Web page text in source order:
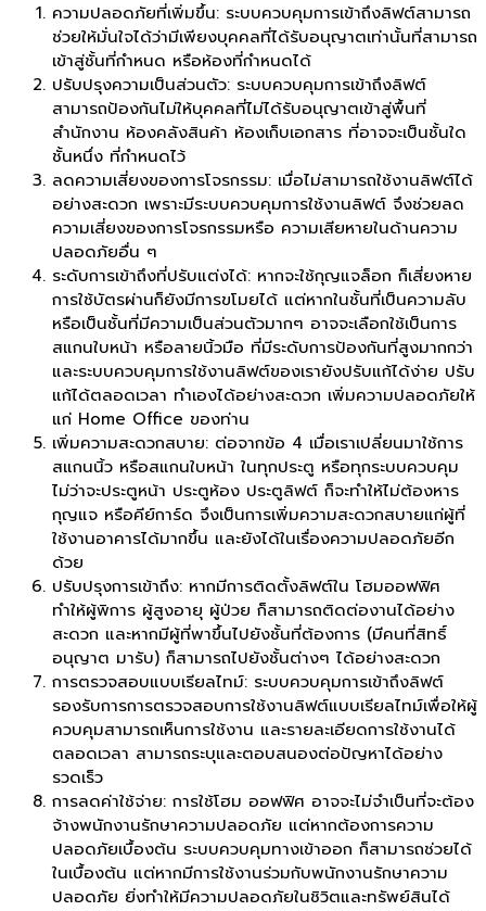
ความปลอดภัยที่เพิ่มขึ้น: ระบบควบคุมการเข้าถึงลิฟต์สามารถ
ช่วยให้มั่นใจได้ว่ามีเพียงบุคคลที่ได้รับอนุญาตเท่านั้นที่สามารถ
เข้าสู่ชั้นที่กำหนด หรือห้องที่กำหนดได้
ปรับปรุงความเป็นส่วนตัว: ระบบควบคุมการเข้าถึงลิฟต์
สามารถป้องกันไม่ให้บุคคลที่ไม่ได้รับอนุญาตเข้าสู่พื้นที่
สำนักงาน ห้องคลังสินค้า ห้องเก็บเอกสาร ที่อาจจะเป็นชั้นใด
ชั้นหนึ่ง ที่กำหนดไว้
ลดความเสี่ยงของการโจรกรรม: เมื่อไม่สามารถใช้งานลิฟต์ได้
อย่างสะดวก เพราะมีระบบควบคุมการใช้งานลิฟต์ จึงช่วยลด
ความเสี่ยงของการโจรกรรมหรือ ความเสียหายในด้านความ
ปลอดภัยอื่น ๆ
ระดับการเข้าถึงที่ปรับแต่งได้: หากจะใช้กุญแจล็อก ก็เสี่ยงหาย
การใช้บัตรผ่านก็ยังมีการขโมยได้ แต่หากในชั้นที่เป็นความลับ
หรือเป็นชั้นที่มีความเป็นส่วนตัวมากๆ อาจจะเลือกใช้เป็นการ
สแกนใบหน้า หรือลายนิ้วมือ ที่มีระดับการป้องกันที่สูงมากกว่า
และระบบควบคุมการใช้งานลิฟต์ของเรายังปรับแก้ได้ง่าย ปรับ
แก้ได้ตลอดเวลา ทำเองได้อย่างสะดวก เพิ่มความปลอดภัยให้
แก่ Home Office ของท่าน
เพิ่มความสะดวกสบาย: ต่อจากข้อ 4 เมื่อเราเปลี่ยนมาใช้การ
สแกนนิ้ว หรือสแกนใบหน้า ในทุกประตู หรือทุกระบบควบคุม
ไม่ว่าจะประตูหน้า ประตูห้อง ประตูลิฟต์ ก็จะทำให้ไม่ต้องหาร
กุญแจ หรือคีย์การ์ด จึงเป็นการเพิ่มความสะดวกสบายแก่ผู้ที่
ใช้งานอาคารได้มากขึ้น และยังได้ในเรื่องความปลอดภัยอีก
ด้วย
ปรับปรุงการเข้าถึง: หากมีการติดตั้งลิฟต์ใน โฮมออฟฟิศ
ทำให้ผู้พิการ ผู้สูงอายุ ผู้ป่วย ก็สามารถติดต่องานได้อย่าง
สะดวก และหากมีผู้ที่พาขึ้นไปยังชั้นที่ต้องการ (มีคนที่สิทธิ์
อนุญาต มารับ) ก็สามารถไปยังชั้นต่างๆ ได้อย่างสะดวก
การตรวจสอบแบบเรียลไทม์: ระบบควบคุมการเข้าถึงลิฟต์
รองรับการการตรวจสอบการใช้งานลิฟต์แบบเรียลไทม์เพื่อให้ผู้
ควบคุมสามารถเห็นการใช้งาน และรายละเอียดการใช้งานได้
ตลอดเวลา สามารถระบุและตอบสนองต่อปัญหาได้อย่าง
รวดเร็ว
การลดค่าใช้จ่าย: การใช้โฮม ออฟฟิศ อาจจะไม่จำเป็นที่จะต้อง
จ้างพนักงานรักษาความปลอดภัย แต่หากต้องการความ
ปลอดภัยเบื้องต้น ระบบควบคุมทางเข้าออก ก็สามารถช่วยได้
ในเบื้องต้น แต่หากมีการใช้งานร่วมกับพนักงานรักษาความ
ปลอดภัย ยิ่งทำให้มีความปลอดภัยในชิวิตและทรัพย์สินได้